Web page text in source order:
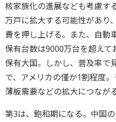
核家族化の進展なども考慮す
万戸に拡大する可能性があり
費を押し上げる。また、自動
保有台数は9000万台を超えて
保有大国。しかし、普及率で
で、アメリカの僅か1割程度
薄板需要などの拡大につながる
第3は、飽和期になる。中国